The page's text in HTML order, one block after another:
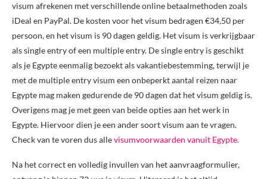
visum afrekenen met verschillende online betaalmethoden zoals
iDeal en PayPal. De kosten voor het visum bedragen €34,50 per
persoon, en het visum is 90 dagen geldig. Het visum is verkrijgbaar
als single entry of een multiple entry. De single entry is geschikt
als je Egypte eenmalig bezoekt als vakantiebestemming, terwijl je
met de multiple entry visum een onbeperkt aantal reizen naar
Egypte mag maken gedurende de 90 dagen dat het visum geldig is.
Overigens mag je met geen van beide opties aan het werk in
Egypte. Hiervoor dien je een ander soort visum aan te vragen.
Check van te voren dus allevisumvoorwaarden vanuit Egypte.
Na het correct en volledig invullen van het aanvraagformulier,